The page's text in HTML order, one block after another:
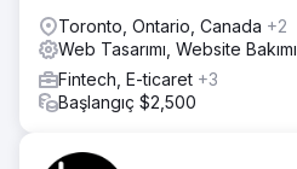
Toronto, Ontario, Canada +2
Web Tasarımı, Website Bakımı
Fintech, E-ticaret +3
Başlangıç $2,500